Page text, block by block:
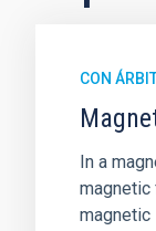
CON
In a
magnetic
magnetic